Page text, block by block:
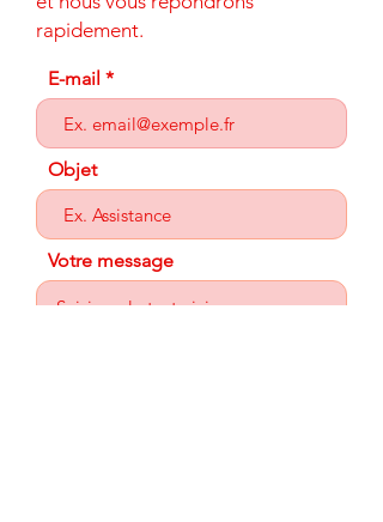
rapidement.
E-mail
Objet
Votre message